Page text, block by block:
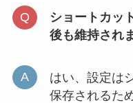
ショートカッ
後も維持され
はい、設定は
保存されるた